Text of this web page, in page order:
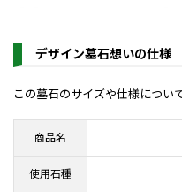
デザイン墓石想いの仕様
この墓石のサイズや仕様につい
商品名
使用石種